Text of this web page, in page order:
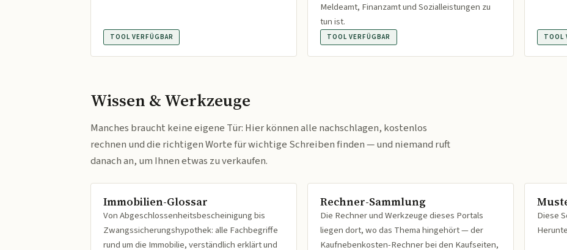
TOOL VERFÜGBAR
Meldeamt, Finanzamt und Sozialleistungen zu
tun ist.
TOOL VERFÜGBAR TOOL
Wissen & Werkzeuge
Manches braucht keine eigene Tür: Hier können alle nachschlagen, kostenlos
rechnen und die richtigen Worte für wichtige Schreiben finden — und niemand ruft
danach an, um Ihnen etwas zu verkaufen.
Immobilien-Glossar
Von Abgeschlossenheitsbescheinigung bis
Zwangssicherungshypothek: alle Fachbegriffe
rund um die Immobilie, verständlich erklärt und
Rechner-Sammlung
Die Rechner und Werkzeuge dieses Portals
liegen dort, wo das Thema hingehört — der
Kaufnebenkosten-Rechner bei den Kaufseiten,
Diese